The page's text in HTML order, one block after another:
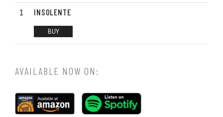
INSOLENTE
BUY
AVAILABLE NOW ON: